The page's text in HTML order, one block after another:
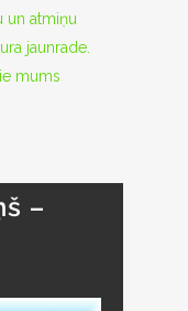
un atmiņu
jaunrade.
mums
–